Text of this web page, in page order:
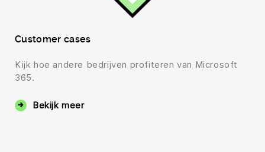
Customer cases
Kijk hoe andere bedrijven profiteren van Microsoft
365.
Bekijk meer